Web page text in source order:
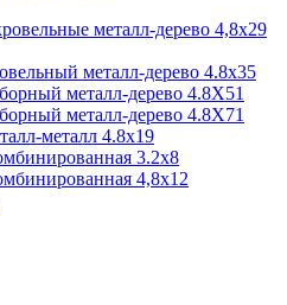
металл-дерево 4,8х29
металл-дерево 4.8x35
металл-дерево 4.8X51
металл-дерево 4.8X71
металл 4.8x19
3.2x8
4,8x12